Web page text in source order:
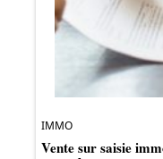
IMMO
Vente sur saisie